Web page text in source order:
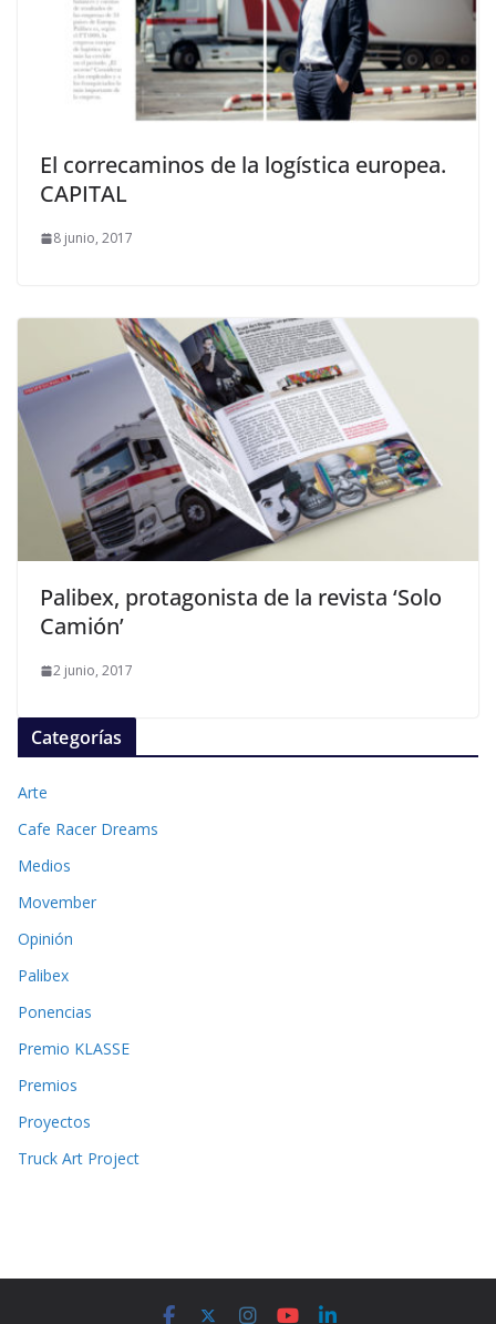
El correcaminos de la logística europea.
CAPITAL
8 junio, 2017
Palibex, protagonista de la revista ‘Solo
Camión’
2 junio, 2017
Categorías
Arte
Cafe Racer Dreams
Medios
Movember
Opinión
Palibex
Ponencias
Premio KLASSE
Premios
Proyectos
Truck Art Project